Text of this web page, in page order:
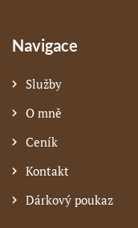
Navigace
Služby
O mně
Ceník
Kontakt
Dárkový poukaz